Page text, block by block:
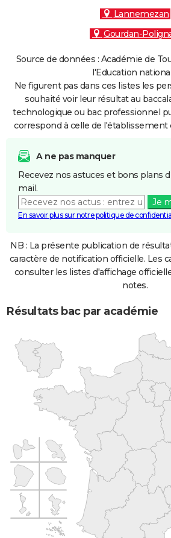
Lannemezan
Gourdan-
Source de données : Académie de
l'Education
Ne figurent pas dans ces listes les
souhaité voir leur résultat au
technologique ou bac professionnel
correspond à celle de l'établissement
A ne pas manquer
Recevez nos astuces et bons plans
mail.
Je
En savoir plus sur notre politique de
NB : La présente publication de
caractère de notification officielle. Les
consulter les listes d'affichage
notes.
Résultats bac par académie